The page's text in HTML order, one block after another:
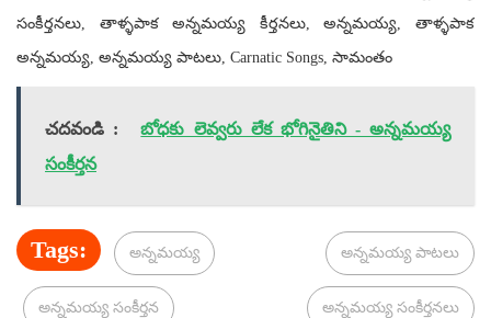
సంకీర్తనలు, తాళ్ళపాక అన్నమయ్య కీర్తనలు, అన్నమయ్య, తాళ్ళపాక
అన్నమయ్య, అన్నమయ్య పాటలు, Carnatic Songs, సామంతం
చదవండి :
బోధకు లెవ్వరు లేక భోగినైతిని - అన్నమయ్య
సంకీర్తన
Tags: అన్నమయ్య అన్నమయ్య పాటలు
అన్నమయ్య సంకీర్తన అన్నమయ్య సంకీర్తనలు